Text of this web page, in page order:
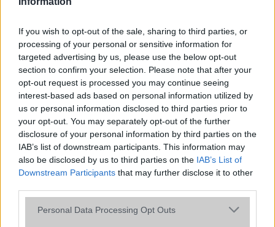
If you wish to opt-out of the sale, sharing to third parties, or
processing of your personal or sensitive information for
targeted advertising by us, please use the below opt-out
section to confirm your selection. Please note that after your
opt-out request is processed you may continue seeing
interest-based ads based on personal information utilized by
us or personal information disclosed to third parties prior to
your opt-out. You may separately opt-out of the further
disclosure of your personal information by third parties on the
IAB’s list of downstream participants. This information may
also be disclosed by us to third parties on the IAB’s List of
Downstream Participants that may further disclose it to other
Please note that this website/app uses one or more Google
Personal Data Processing Opt Outs
kijelzőket
2013.11.11| Xperia Blog
A friss hírek szerint a japán gyártó úgy döntött, hogy az
igen méretesre duzzadt, elvileg ok nélküli kijelzőtörési
gondok miatt garanciában cseréli a Sony Xperia
okostelefonok megjelenítőit.
Android 4.3 és 4.4 a Sony mobilokra
2013.11.08| Sony Mobile Blog
Múlt héten mutatkozott be az Android 4.4 KitKat rendszer,
a Sony pedig máris bejelentette, mely modellekre lesz
biztosan elérhető az új verziós OS.